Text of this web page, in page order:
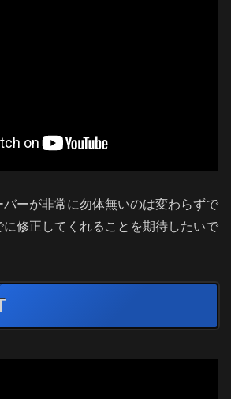
バーが非常に勿体無いのは変わらずで
修正してくれることを期待したいで